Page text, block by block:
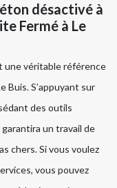
désactivé à
Fermé à Le
une véritable référence
Buis. S’appuyant sur
des outils
un travail de
chers. Si vous voulez
vous pouvez